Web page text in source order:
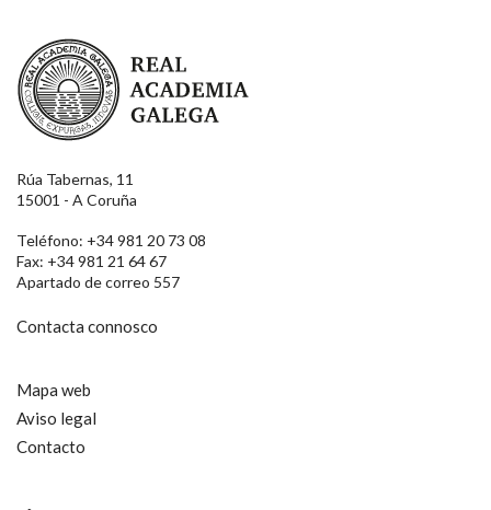
Real Academia Galega
Rúa Tabernas, 11
15001 - A Coruña
Teléfono: +34 981 20 73 08
Fax: +34 981 21 64 67
Apartado de correo 557
Contacta connosco
Mapa web
Aviso legal
Contacto